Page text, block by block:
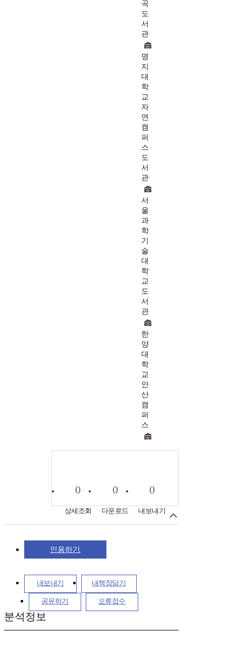
곡
도
서
관
명
지
대
학
교
자
연
캠
퍼
스
도
서
관
서
울
과
학
기
술
대
학
교
도
서
관
한
양
대
학
교
안
산
캠
퍼
스
0
상세조회
0
다운로드
0
내보내기
인용하기
내보내기 내책장담기
공유하기 오류접수
분석정보